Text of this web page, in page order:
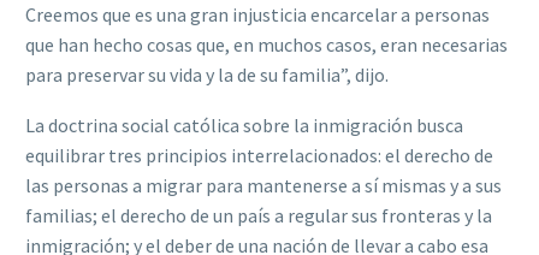
Creemos que es una gran injusticia encarcelar a personas
que han hecho cosas que, en muchos casos, eran necesarias
para preservar su vida y la de su familia”, dijo.
La doctrina social católica sobre la inmigración busca
equilibrar tres principios interrelacionados: el derecho de
las personas a migrar para mantenerse a sí mismas y a sus
familias; el derecho de un país a regular sus fronteras y la
inmigración; y el deber de una nación de llevar a cabo esa